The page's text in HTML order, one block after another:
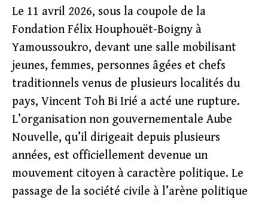
Le 11 avril 2026, sous la coupole de la
Fondation Félix Houphouët-Boigny à
Yamoussoukro, devant une salle mobilisant
jeunes, femmes, personnes âgées et chefs
traditionnels venus de plusieurs localités du
pays, Vincent Toh Bi Irié a acté une rupture.
L’organisation non gouvernementale Aube
Nouvelle, qu’il dirigeait depuis plusieurs
années, est officiellement devenue un
mouvement citoyen à caractère politique. Le
passage de la société civile à l’arène politique